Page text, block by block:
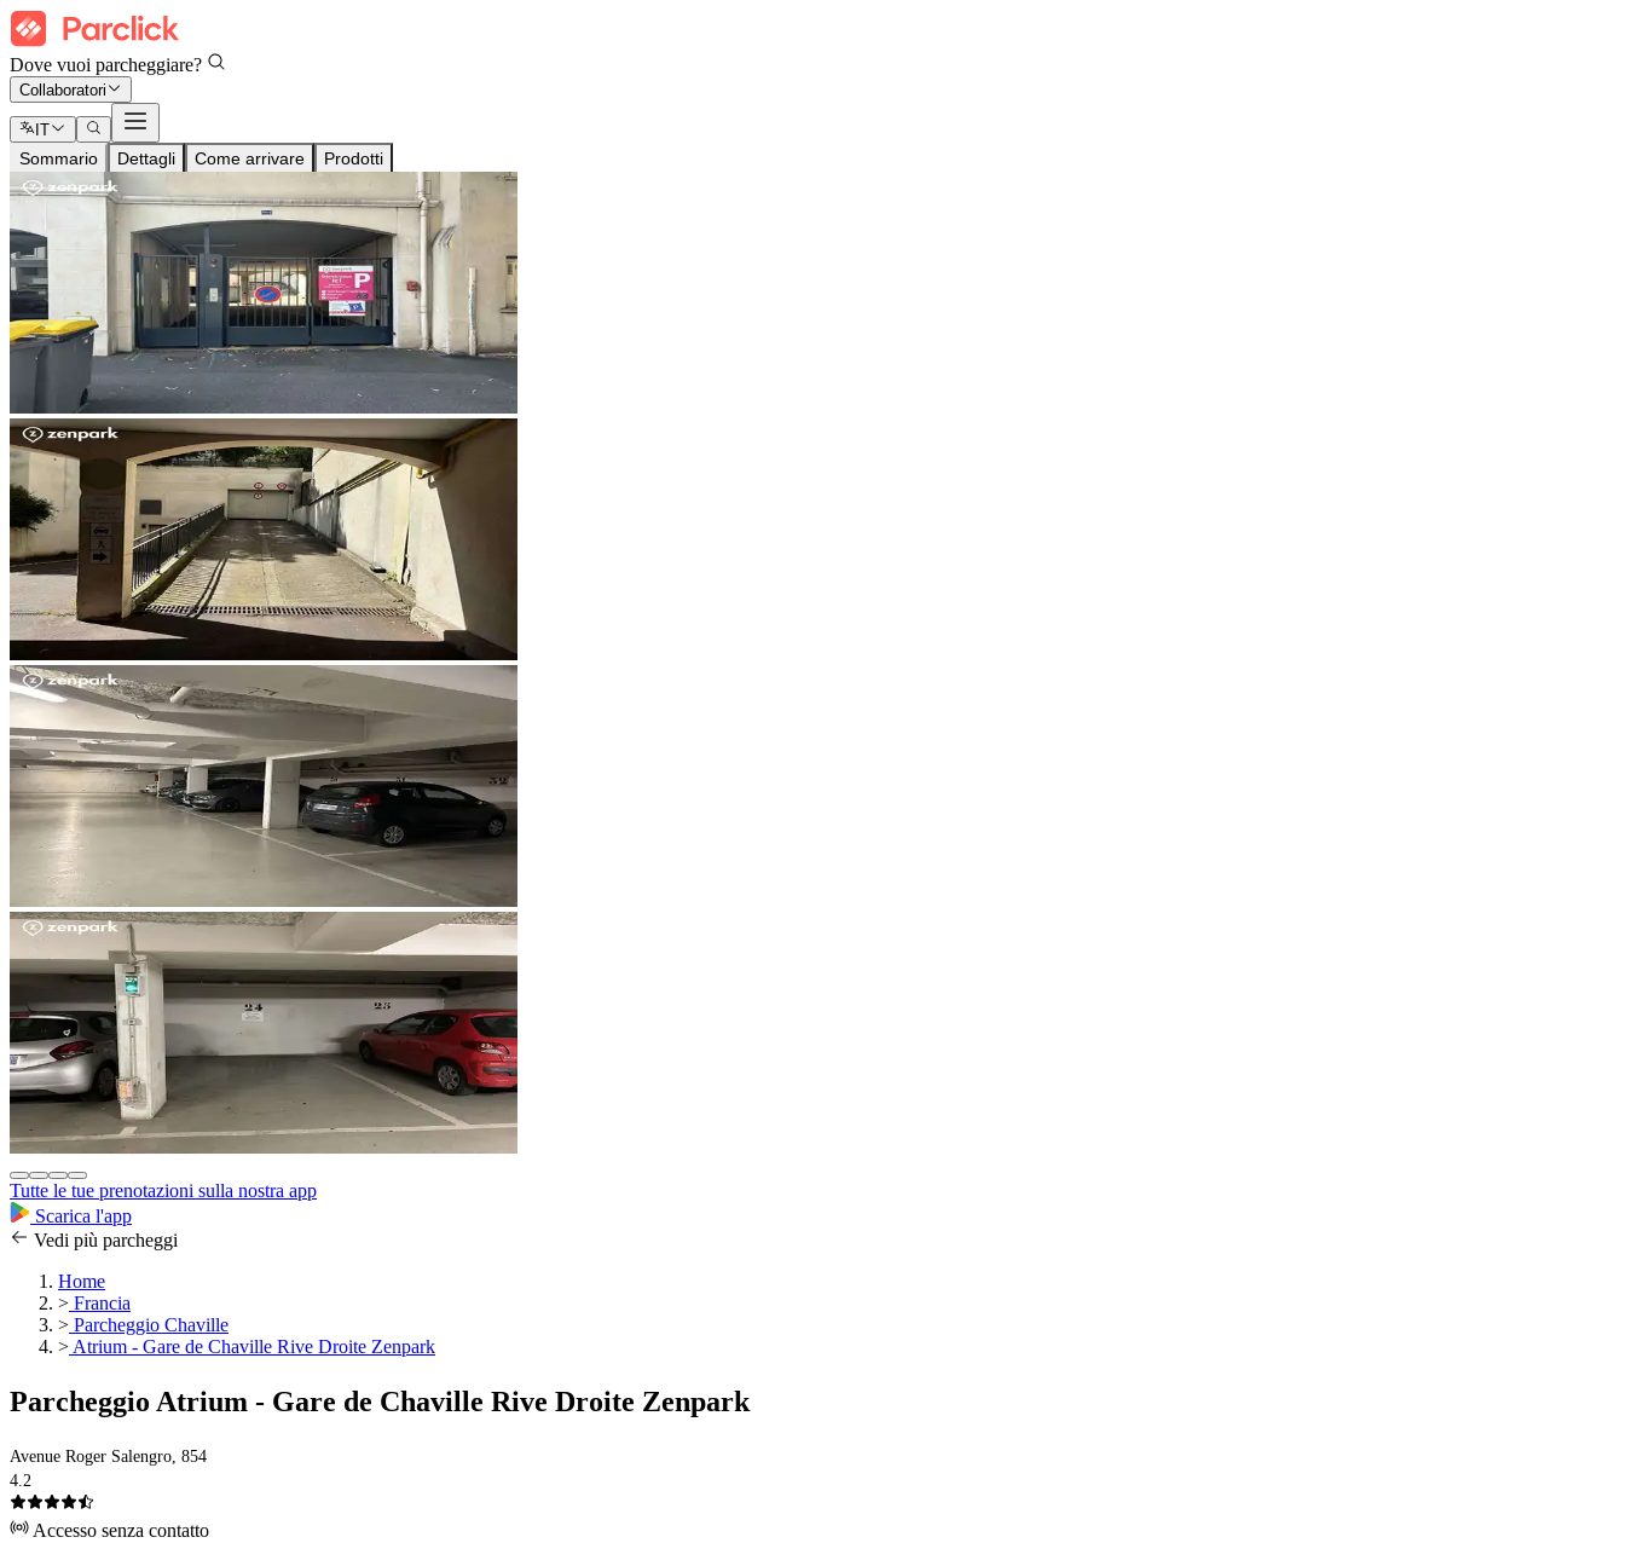
Dove vuoi parcheggiare?
Collaboratori
IT
Sommario Dettagli Come arrivare Prodotti
Tutte le tue prenotazioni sulla nostra app
Scarica l'app
Vedi più parcheggi
Home
> Francia
> Parcheggio Chaville
> Atrium - Gare de Chaville Rive Droite Zenpark
Parcheggio Atrium - Gare de Chaville Rive Droite Zenpark
Avenue Roger Salengro, 854
4.2
Accesso senza contatto